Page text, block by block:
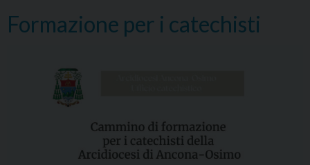
Formazione per i catechisti